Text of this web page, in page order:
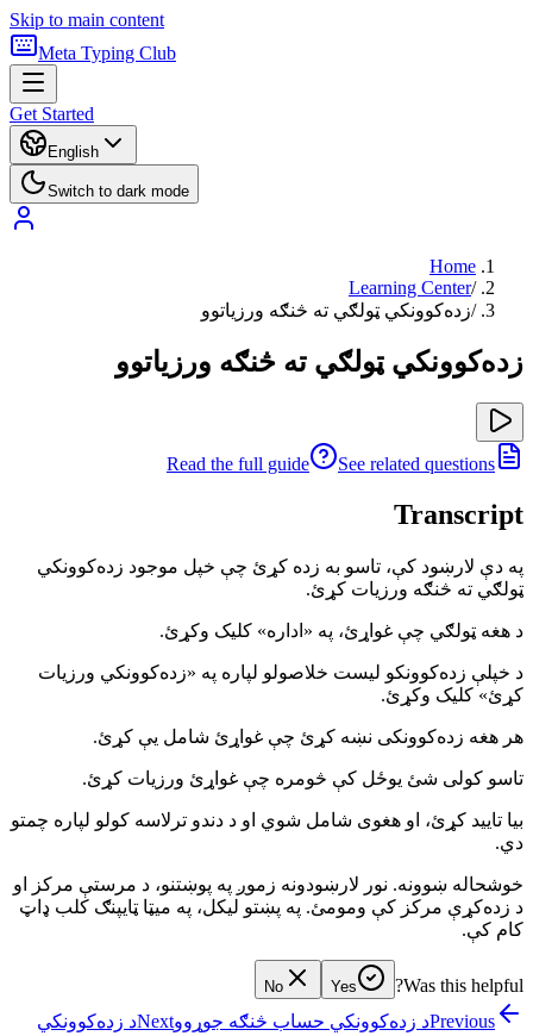
Skip to main content
Meta Typing Club
Get Started
English
Switch to dark mode
Home
/
Learning Center
/زده‌کوونکي ټولګي ته څنګه ورزیاتوو
زده‌کوونکي ټولګي ته څنګه ورزیاتوو
Read the full guide See related questions
Transcript
په دې لارښود کې، تاسو به زده کړئ چې خپل موجود زده‌کوونکي
ټولګي ته څنګه ورزیات کړئ.
د هغه ټولګي چې غواړئ، په «اداره» کلیک وکړئ.
د خپلې زده‌کوونکو لیست خلاصولو لپاره په «زده‌کوونکي ورزیات
کړئ» کلیک وکړئ.
هر هغه زده‌کوونکی نښه کړئ چې غواړئ شامل یې کړئ.
تاسو کولی شئ یوځل کې څومره چې غواړئ ورزیات کړئ.
بیا تایید کړئ، او هغوی شامل شوي او د دندو ترلاسه کولو لپاره چمتو
دي.
خوشحاله ښوونه. نور لارښودونه زموږ په پوښتنو، د مرستې مرکز او
د زده‌کړې مرکز کې ومومئ. په پښتو لیکل، په میټا ټایپنګ کلب ډاټ
کام کې.
Was this helpful?
Yes
No
Previousد زده‌کوونکي حساب څنګه جوړووNextد زده‌کوونکي